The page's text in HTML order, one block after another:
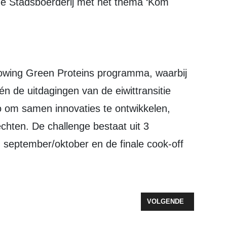
Green Proteins programma, waarbij
de uitdagingen van de eiwittransitie
samen innovaties te ontwikkelen,
De challenge bestaat uit 3
oktober en de finale cook-off
VOLGENDE ARTIKEL:
VOLGENDE